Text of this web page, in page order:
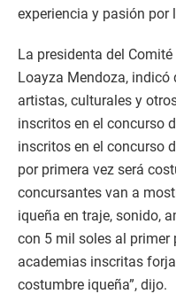
experiencia y pasión por
La presidenta del
Loayza Mendoza, indicó
artistas, culturales y
inscritos en el concurso
inscritos en el concurso
por primera vez será
concursantes van a
iqueña en traje, sonido,
con 5 mil soles al primer
academias inscritas
costumbre iqueña”, dijo.